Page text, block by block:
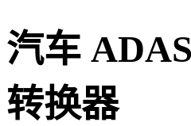
汽车
转换器